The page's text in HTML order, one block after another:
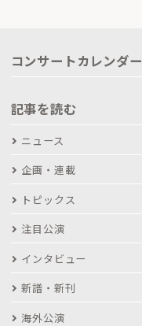
コンサートカレンダー
記事を読む
ニュース
企画・連載
トピックス
注目公演
インタビュー
新譜・新刊
海外公演